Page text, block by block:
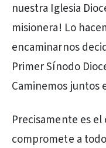
nuestra Iglesia
misionera! Lo
encaminarnos
Primer Sínodo
Caminemos juntos
Precisamente es
compromete a